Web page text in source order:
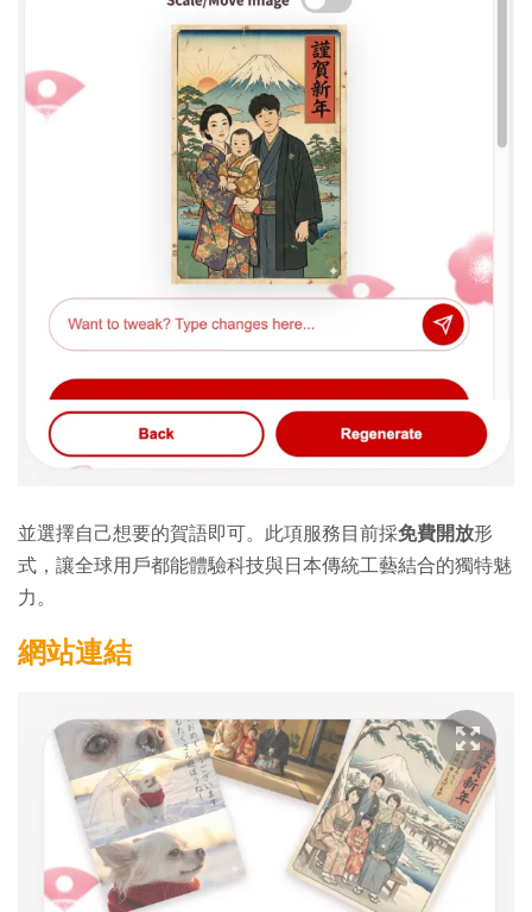
並選擇自己想要的賀語即可。此項服務目前採免費開放形
式，讓全球用戶都能體驗科技與日本傳統工藝結合的獨特魅
力。
網站連結